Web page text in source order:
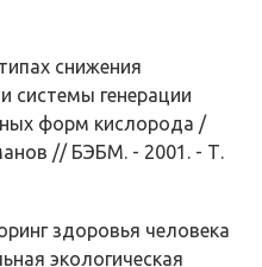
снижения
сис­темы генерации
форм кислорода /
// БЭБМ. - 2001. - Т.
здоровья человека
экологическая